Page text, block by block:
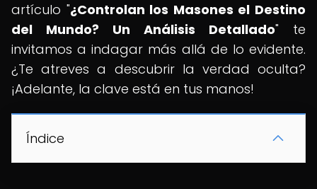
artículo "¿Controlan los Masones el Destino
del Mundo? Un Análisis Detallado" te
invitamos a indagar más allá de lo evidente.
¿Te atreves a descubrir la verdad oculta?
¡Adelante, la clave está en tus manos!
Índice